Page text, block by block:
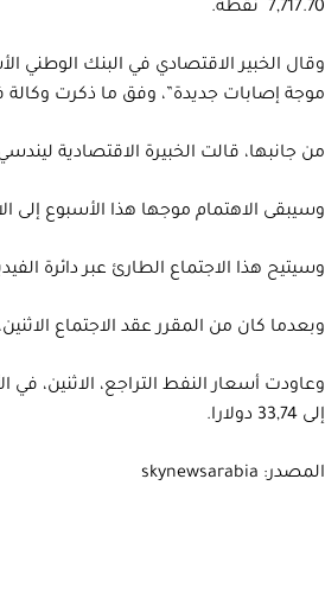
7,717.70 نقطة.
وقال الخبير الاقتصادي في البنك الوطني
موجة إصابات جديدة”، وفق ما ذكرت
من جانبها، قالت الخبيرة الاقتصادية
وسيبقى الاهتمام موجها هذا الأسبوع إلى
وسيتيح هذا الاجتماع الطارئ عبر دائرة الفيديو بحث خفض كبير للإنتاج بمستوى 10
وبعدما كان من المقرر عقد الاجتماع
إلى 33,74 دولارا.
المصدر: skynewsarabia